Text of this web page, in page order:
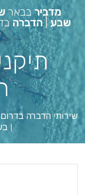
מדבירבבאר
שבע|הדברה
שירותי הדברה
|